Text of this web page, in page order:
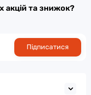
акцій та знижок?
Підписатися